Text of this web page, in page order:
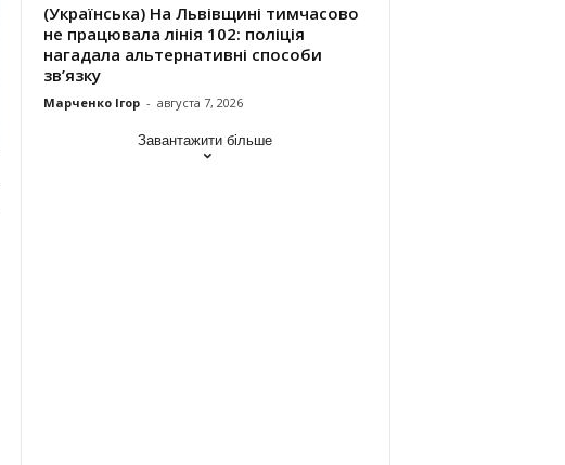
(Українська) На Львівщині тимчасово
не працювала лінія 102: поліція
нагадала альтернативні способи
зв’язку
Марченко Ігор - августа 7, 2026
Завантажити більше